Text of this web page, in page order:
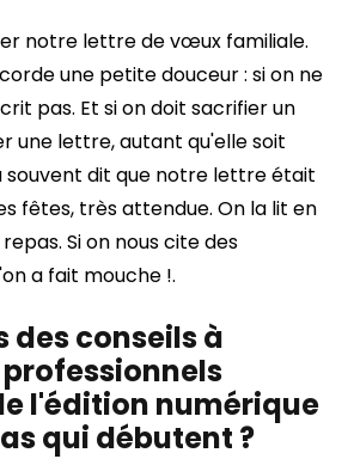
notre lettre de vœux familiale.
une petite douceur : si on ne
pas. Et si on doit sacrifier un
une lettre, autant qu'elle soit
souvent dit que notre lettre était
fêtes, très attendue. On la lit en
Si on nous cite des
a fait mouche !.
des conseils à
l'édition numérique
qui débutent ?